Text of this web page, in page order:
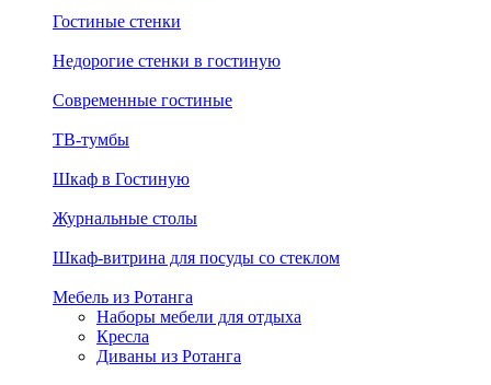
Гостиные стенки
Недорогие стенки в гостиную
Современные гостиные
ТВ-тумбы
Шкаф в Гостиную
Журнальные столы
Шкаф-витрина для посуды со стеклом
Мебель из Ротанга
Наборы мебели для отдыха
Кресла
Диваны из Ротанга